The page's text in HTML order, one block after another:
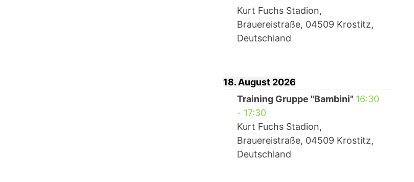
Kurt Fuchs Stadion,
Brauereistraße, 04509 Krostitz,
Deutschland
18. August 2026
Training Gruppe "Bambini" 16:30
- 17:30
Kurt Fuchs Stadion,
Brauereistraße, 04509 Krostitz,
Deutschland